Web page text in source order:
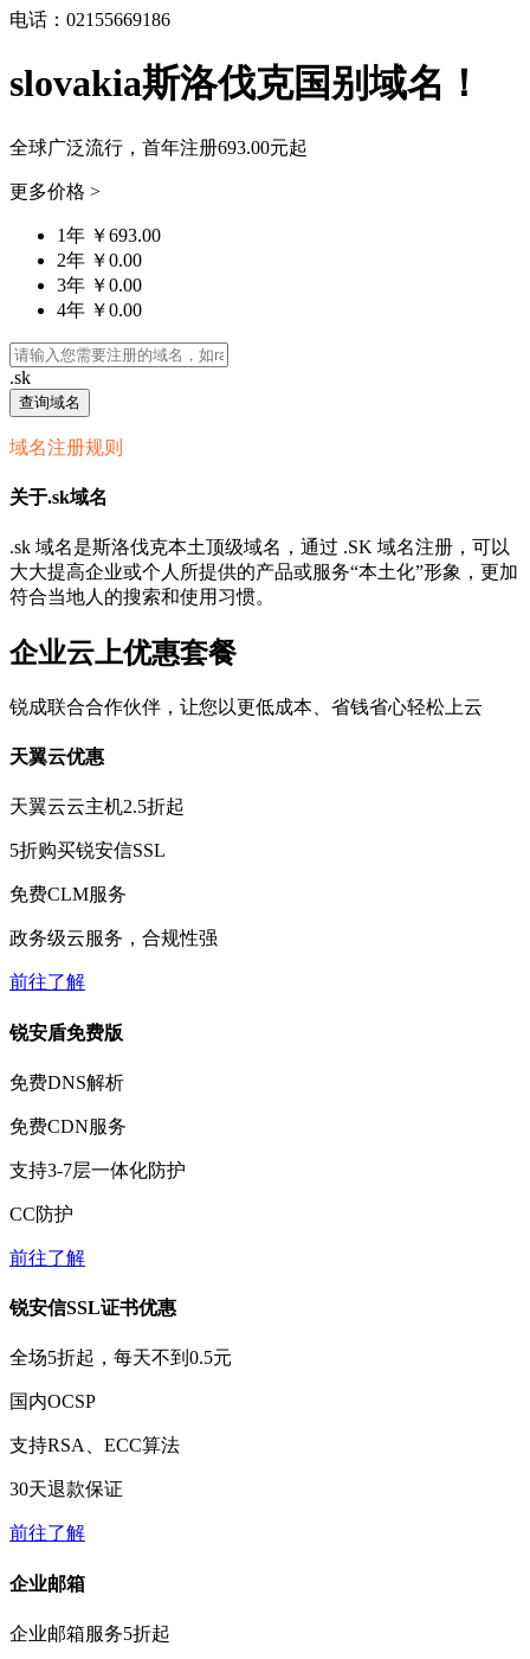
电话：02155669186
slovakia斯洛伐克国别域名！
全球广泛流行，首年注册693.00元起
更多价格 >
1年 ￥693.00
2年 ￥0.00
3年 ￥0.00
4年 ￥0.00
.sk
查询域名
域名注册规则
关于.sk域名
.sk 域名是斯洛伐克本土顶级域名，通过 .SK 域名注册，可以
大大提高企业或个人所提供的产品或服务“本土化”形象，更加
符合当地人的搜索和使用习惯。
企业云上优惠套餐
锐成联合合作伙伴，让您以更低成本、省钱省心轻松上云
天翼云优惠
天翼云云主机2.5折起
5折购买锐安信SSL
免费CLM服务
政务级云服务，合规性强
前往了解
锐安盾免费版
免费DNS解析
免费CDN服务
支持3-7层一体化防护
CC防护
前往了解
锐安信SSL证书优惠
全场5折起，每天不到 0.5元
国内OCSP
支持RSA、ECC算法
30天退款保证
前往了解
企业邮箱
企业邮箱服务5折起